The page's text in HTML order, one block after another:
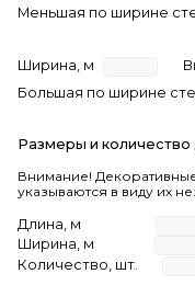
Меньшая по ширине
Ширина, м
Большая по ширине
Размеры и
Внимание!
указываются в виду их
Длина, м
Ширина, м
Количество, шт.